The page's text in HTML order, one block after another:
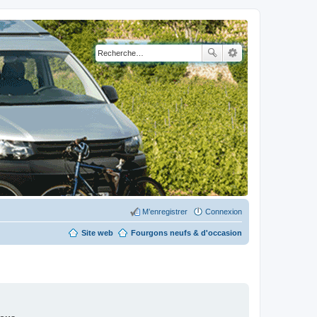
Connexion
M’enregistrer
Fourgons neufs & d'occasion
Site web